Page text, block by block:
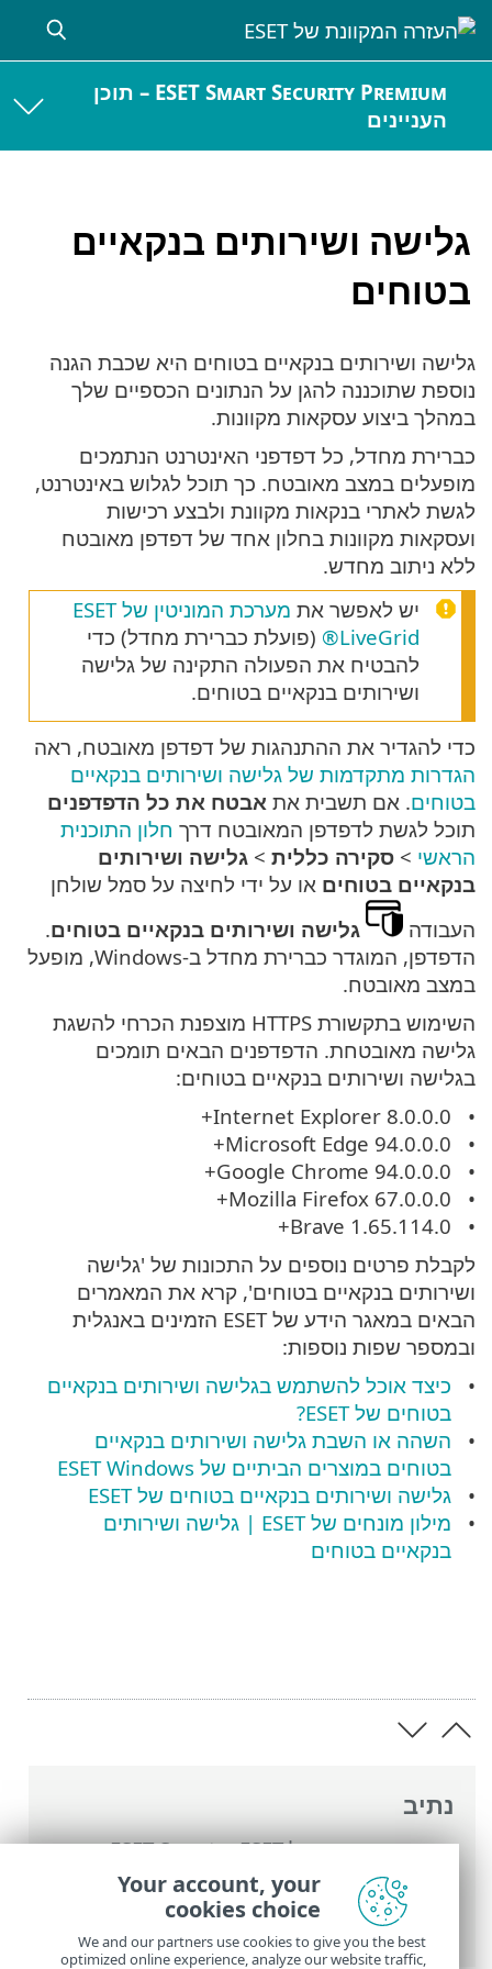
ESET Smart Security Premium – תוכן
העניינים
גלישה ושירותים בנקאיים
בטוחים
נתיב
העזרה המקוונת של ESET >
ESET Smart
Security Premium
>
עבודה עם ESET Smart
Security Premium
>הגדרות>כלי אבטחה
גלישה ושירותים בנקאיים בטוחים
גלישה ושירותים בנקאיים בטוחים היא שכבת הגנה
נוספת שתוכננה להגן על הנתונים הכספיים שלך
במהלך ביצוע עסקאות מקוונות.
כברירת מחדל, כל דפדפני האינטרנט הנתמכים
מופעלים במצב מאובטח. כך תוכל לגלוש באינטרנט,
לגשת לאתרי בנקאות מקוונת ולבצע רכישות
ועסקאות מקוונות בחלון אחד של דפדפן מאובטח
ללא ניתוב מחדש.
יש לאפשר את
מערכת המוניטין של ESET
LiveGrid®
(פועלת כברירת מחדל) כדי
להבטיח את הפעולה התקינה של גלישה
ושירותים בנקאיים בטוחים.
כדי להגדיר את ההתנהגות של דפדפן מאובטח, ראה
הגדרות מתקדמות של גלישה ושירותים בנקאיים
בטוחים. אם תשבית את אבטח את כל הדפדפנים
תוכל לגשת לדפדפן המאובטח דרך חלון התוכנית
הראשי > סקירה כללית > גלישה ושירותים
בנקאיים בטוחים או על ידי לחיצה על סמל שולחן
העבודה
גלישה ושירותים בנקאיים בטוחים.
הדפדפן, המוגדר כברירת מחדל ב-Windows, מופעל
במצב מאובטח.
השימוש בתקשורת HTTPS מוצפנת הכרחי להשגת
גלישה מאובטחת. הדפדפנים הבאים תומכים
בגלישה ושירותים בנקאיים בטוחים:
Internet Explorer 8.0.0.0+
Microsoft Edge 94.0.0.0+
Google Chrome 94.0.0.0+
Mozilla Firefox 67.0.0.0+
Brave 1.65.114.0+
לקבלת פרטים נוספים על התכונות של 'גלישה
ושירותים בנקאיים בטוחים', קרא את המאמרים
הבאים במאגר הידע של ESET הזמינים באנגלית
ובמספר שפות נוספות:
כיצד אוכל להשתמש בגלישה ושירותים בנקאיים
בטוחים של ESET?
השהה או השבת גלישה ושירותים בנקאיים
בטוחים במוצרים הביתיים של ESET Windows
גלישה ושירותים בנקאיים בטוחים של ESET
מילון מונחים של ESET | גלישה ושירותים
בנקאיים בטוחים
Your account, your
cookies choice
We and our partners use cookies to give you the best
optimized online experience, analyze our website traffic,